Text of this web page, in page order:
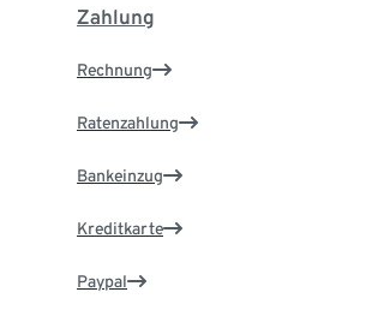
Zahlung
Rechnung
Ratenzahlung
Bankeinzug
Kreditkarte
Paypal